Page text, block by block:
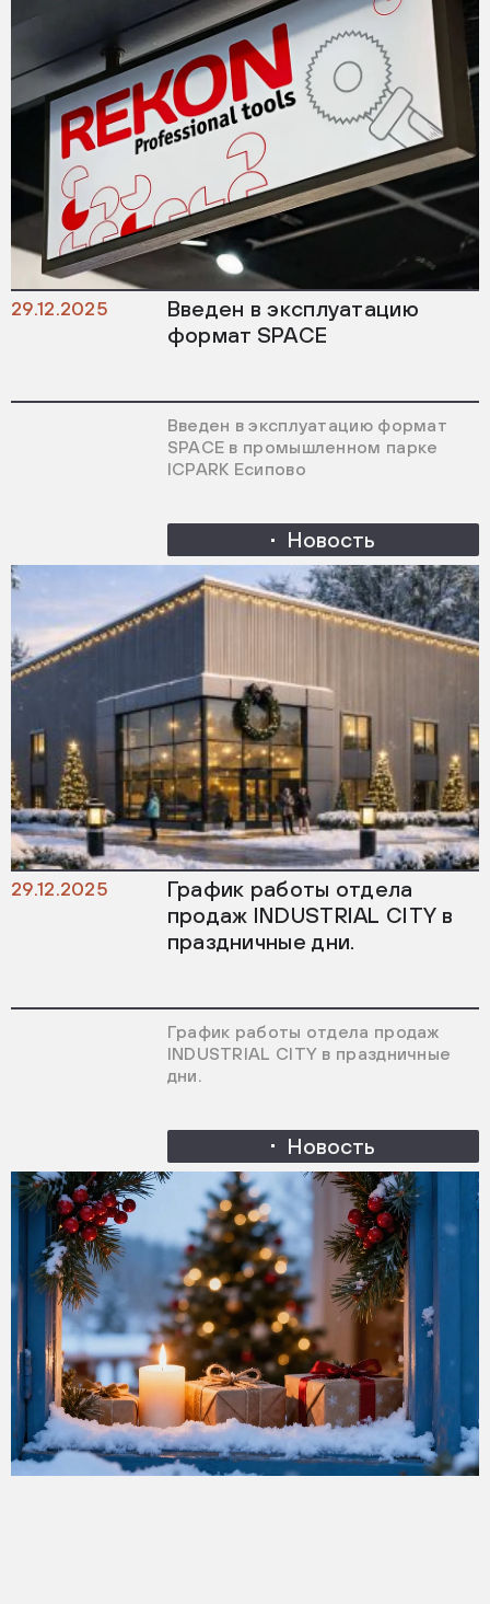
29.12.2025
Введен в эксплуатацию
формат SPACE
Введен в эксплуатацию формат
SPACE в промышленном парке
ICPARK Есипово
Новость
29.12.2025
График работы отдела
продаж INDUSTRIAL CITY в
праздничные дни.
График работы отдела продаж
INDUSTRIAL CITY в праздничные
дни.
Новость